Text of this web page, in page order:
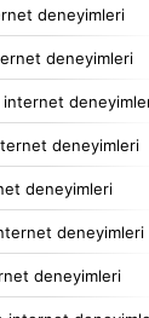
deneyimleri
deneyimleri
internet
deneyimleri
deneyimleri
deneyimleri
deneyimleri